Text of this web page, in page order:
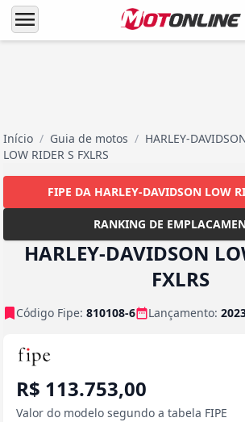
menu
Início / Guia de motos / HARLEY-
LOW RIDER S FXLRS
FIPE DA HARLEY-DAVIDSON LOW
RANKING DE
HARLEY-DAVIDSON
FXLRS
Código Fipe: 810108-6 Lançamento:
R$ 113.753,00
Valor do modelo segundo a tabela FIPE